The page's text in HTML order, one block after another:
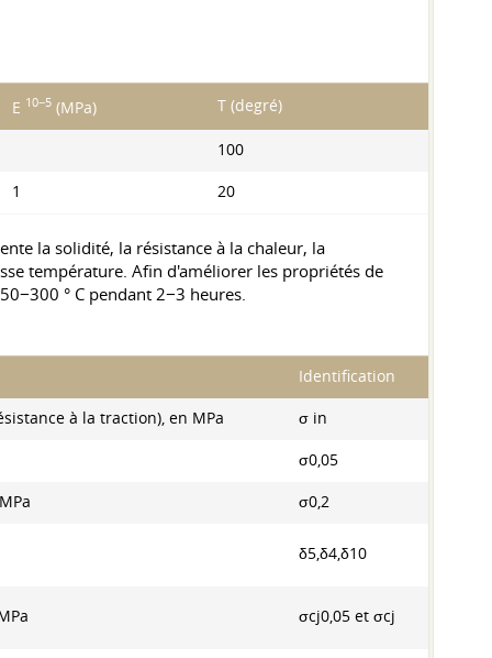
E 10−5 (MPa) T (degré)
100
1 20
la solidité, la résistance à la chaleur, la
température. Afin d'améliorer les propriétés de
° C pendant 2−3 heures.
Identification
à la traction), en MPa σ in
σ0,05
σ0,2
δ5,δ4,δ10
σcj0,05 et σcj